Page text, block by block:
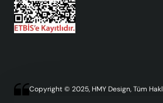
Copyright © 2025, HMY Design, Tüm